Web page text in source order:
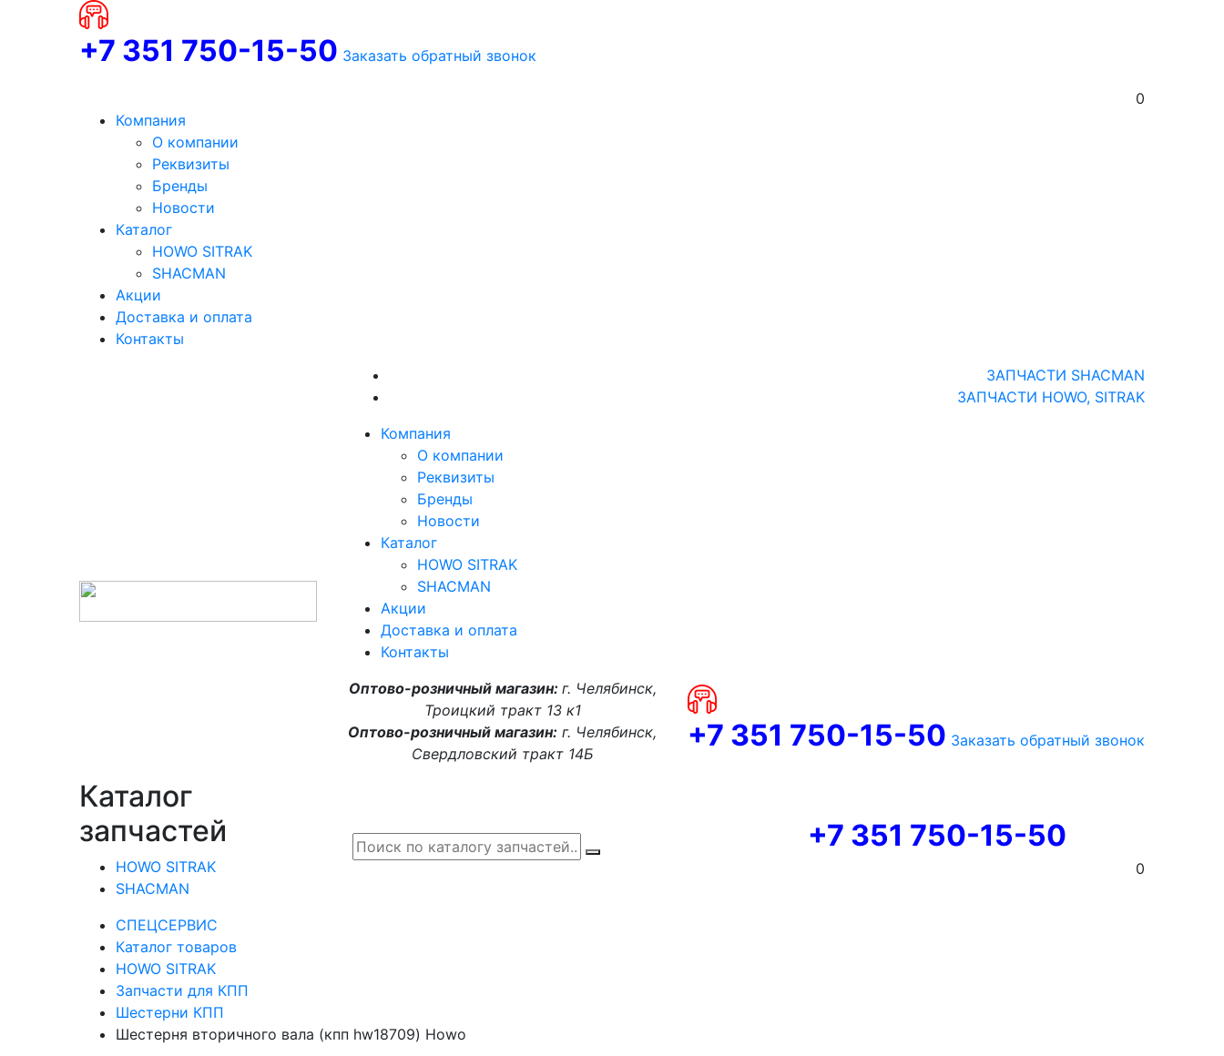
+7 351 750-15-50 Заказать обратный звонок
0
Компания
О компании
Реквизиты
Бренды
Новости
Каталог
HOWO SITRAK
SHACMAN
Акции
Доставка и оплата
Контакты
ЗАПЧАСТИ SHACMAN
ЗАПЧАСТИ HOWO, SITRAK
Компания
О компании
Реквизиты
Бренды
Новости
Каталог
HOWO SITRAK
SHACMAN
Акции
Доставка и оплата
Контакты
Оптово-розничный магазин: г. Челябинск,
Троицкий тракт 13 к1
Оптово-розничный магазин: г. Челябинск,
Свердловский тракт 14Б
+7 351 750-15-50 Заказать обратный звонок
Каталог
запчастей
HOWO SITRAK
SHACMAN
+7 351 750-15-50
0
СПЕЦСЕРВИС
Каталог товаров
HOWO SITRAK
Запчасти для КПП
Шестерни КПП
Шестерня вторичного вала (кпп hw18709) Howo